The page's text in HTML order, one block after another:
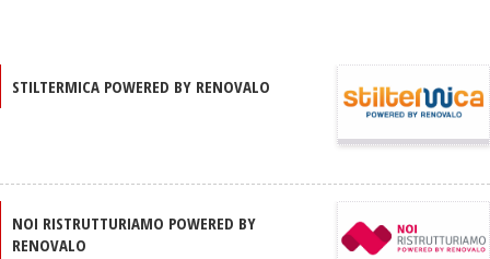
STILTERMICA POWERED BY RENOVALO
NOI RISTRUTTURIAMO POWERED BY
RENOVALO